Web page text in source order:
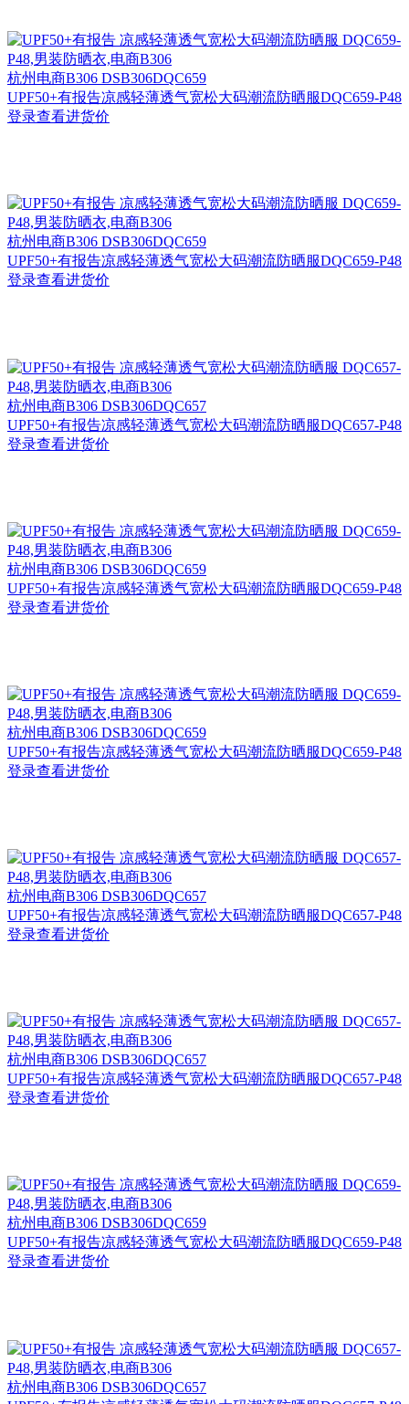
杭州 电商B306 DSB306DQC659
UPF50+有报告凉感轻薄透气宽松大码潮流防晒服DQC659-P48
登录查看进货价
杭州 电商B306 DSB306DQC659
UPF50+有报告凉感轻薄透气宽松大码潮流防晒服DQC659-P48
登录查看进货价
杭州 电商B306 DSB306DQC657
UPF50+有报告凉感轻薄透气宽松大码潮流防晒服DQC657-P48
登录查看进货价
杭州 电商B306 DSB306DQC659
UPF50+有报告凉感轻薄透气宽松大码潮流防晒服DQC659-P48
登录查看进货价
杭州 电商B306 DSB306DQC659
UPF50+有报告凉感轻薄透气宽松大码潮流防晒服DQC659-P48
登录查看进货价
杭州 电商B306 DSB306DQC657
UPF50+有报告凉感轻薄透气宽松大码潮流防晒服DQC657-P48
登录查看进货价
杭州 电商B306 DSB306DQC657
UPF50+有报告凉感轻薄透气宽松大码潮流防晒服DQC657-P48
登录查看进货价
杭州 电商B306 DSB306DQC659
UPF50+有报告凉感轻薄透气宽松大码潮流防晒服DQC659-P48
登录查看进货价
杭州 电商B306 DSB306DQC657